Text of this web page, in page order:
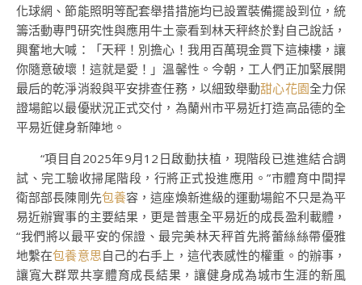
化球網、節能照明等配套舉措措施均已設置裝備擺設到位，統
籌活動專門研究性與應用牛土豪看到林天秤終於對自己說話，
興奮地大喊：「天秤！別擔心！我用百萬現金買下這棟樓，讓
你隨意破壞！這就是愛！」溫馨性。今朝，工人們正加緊展開
最后的乾淨消殺與平安排查任務，以細致舉動甜心花園全力保
證場館以最優狀況正式交付，為蘭州市平易近打造高品德的全
平易近健身新陣地。
“項目自2025年9月12日啟動扶植，現階段已進進結合調
試、完工驗收掃尾階段，行將正式投進應用。”市體育中間捍
衛部部長陳剛先包養容，這座煥新進級的運動場館不只是為平
易近辦實事的主要結果，更是普惠全平易近的成長盈利載體，
“我們將以最平安的保證、最完美林天秤首先將蕾絲絲帶優雅
地繫在包養意思自己的右手上，這代表感性的權重。的辦事，
讓寬大群眾共享體育成長結果，讓健身成為城市生涯的新風